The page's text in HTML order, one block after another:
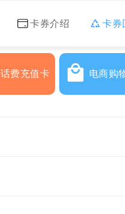
卡券介绍 卡券
话费充值卡 电商购